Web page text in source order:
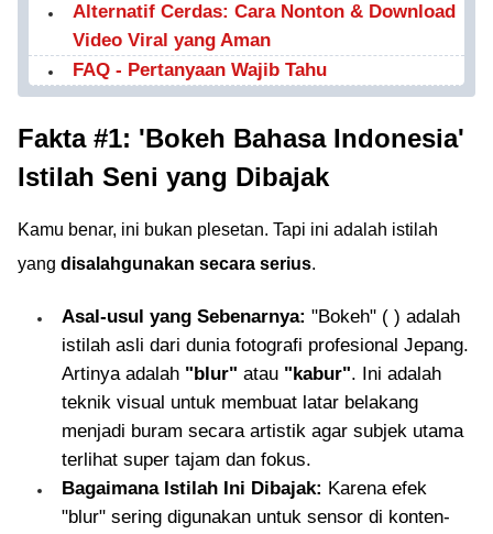
Alternatif Cerdas: Cara Nonton & Download
Video Viral yang Aman
FAQ - Pertanyaan Wajib Tahu
Fakta #1: 'Bokeh Bahasa Indonesia'
Istilah Seni yang Dibajak
Kamu benar, ini bukan plesetan. Tapi ini adalah istilah
yang disalahgunakan secara serius.
Asal-usul yang Sebenarnya: "Bokeh" ( ) adalah
istilah asli dari dunia fotografi profesional Jepang.
Artinya adalah "blur" atau "kabur". Ini adalah
teknik visual untuk membuat latar belakang
menjadi buram secara artistik agar subjek utama
terlihat super tajam dan fokus.
Bagaimana Istilah Ini Dibajak: Karena efek
"blur" sering digunakan untuk sensor di konten-